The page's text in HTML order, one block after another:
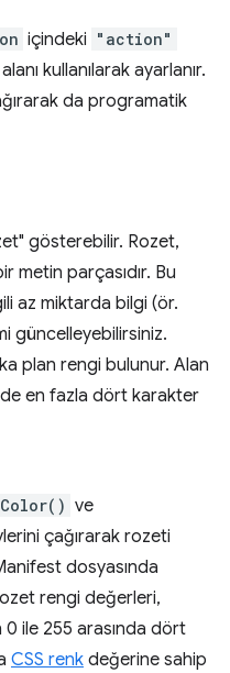
içindeki "action"
alanı kullanılarak ayarlanır.
da programatik
gösterebilir. Rozet,
metin parçasıdır. Bu
az miktarda bilgi (ör.
güncelleyebilirsiniz.
plan rengi bulunur. Alan
en fazla dört karakter
ve
çağırarak rozeti
dosyasında
rengi değerleri,
ile 255 arasında dört
CSS renk değerine sahip